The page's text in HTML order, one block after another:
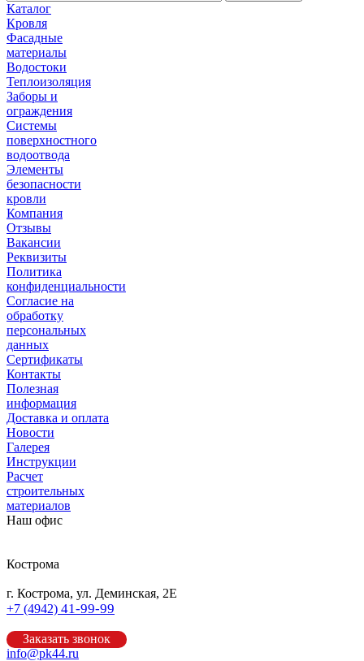
Каталог
Кровля
Фасадные
материалы
Водостоки
Теплоизоляция
Заборы и
ограждения
Системы
поверхностного
водоотвода
Элементы
безопасности
кровли
Компания
Отзывы
Вакансии
Реквизиты
Политика
конфиденциальности
Согласие на
обработку
персональных
данных
Сертификаты
Контакты
Полезная
информация
Доставка и оплата
Новости
Галерея
Инструкции
Расчет
строительных
материалов
Наш офис
Кострома
г. Кострома, ул. Деминская, 2Е
+7 (4942) 41-99-99
Заказать звонок
info@pk44.ru